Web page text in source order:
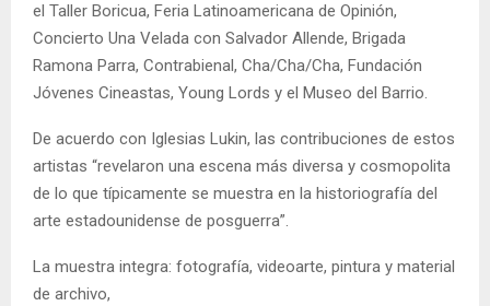
el Taller Boricua, Feria Latinoamericana de Opinión,
Concierto Una Velada con Salvador Allende, Brigada
Ramona Parra, Contrabienal, Cha/Cha/Cha, Fundación
Jóvenes Cineastas, Young Lords y el Museo del Barrio.
De acuerdo con Iglesias Lukin, las contribuciones de estos
artistas “revelaron una escena más diversa y cosmopolita
de lo que típicamente se muestra en la historiografía del
arte estadounidense de posguerra”.
La muestra integra: fotografía, videoarte, pintura y material
de archivo,